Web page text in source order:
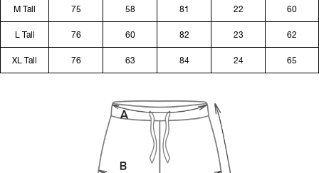
M Tall 75 58 81 22 60
L Tall 76 60 82 23 62
XL Tall 76 63 84 24 65